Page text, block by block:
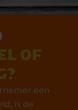
OF
een
is de